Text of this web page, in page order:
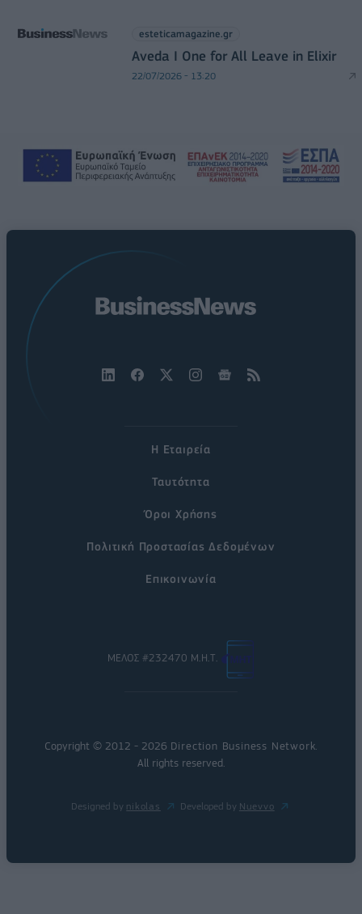
esteticamagazine.gr
Aveda I One for All Leave in Elixir
22/07/2026 - 13:20
Η Εταιρεία
Ταυτότητα
Όροι Χρήσης
Πολιτική Προστασίας Δεδομένων
Επικοινωνία
ΜΕΛΟΣ #232470 Μ.Η.Τ.
Copyright © 2012 - 2026 Direction Business Network
All rights reserved.
Designed by nikolas Developed by Nuevvo